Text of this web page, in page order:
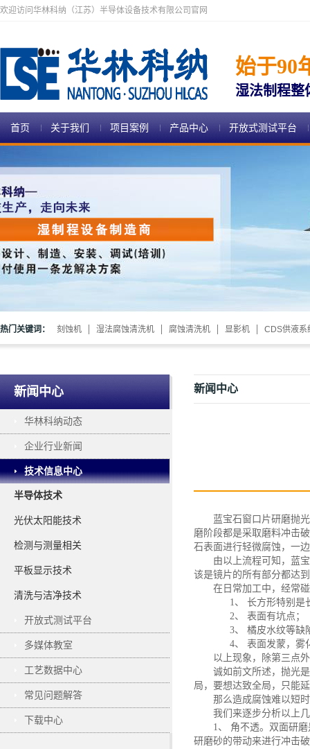
欢迎访问华林科纳（江苏）半导体设备技术有限公司官网
始于90
湿法制程整
首页 关于我们 项目案例 产品中心 开放式测试平台
热门关键词： 刻蚀机 湿法腐蚀清洗机 腐蚀清洗机 显影机 CDS供液系
新闻中心
华林科纳动态
企业行业新闻
技术信息中心
半导体技术
光伏太阳能技术
检测与测量相关
平板显示技术
清洗与洁净技术
开放式测试平台
多媒体教室
工艺数据中心
常见问题解答
下载中心
新闻中心
蓝宝石窗口片研磨抛
磨阶段都是采取磨料冲击
石表面进行轻微腐蚀，一
由以上流程可知，蓝
该是镜片的所有部分都达
在日常加工中，经常
1、 长方形特别是
2、 表面有坑点；
3、 橘皮水纹等缺
4、 表面发蒙，雾
以上现象，除第三点
诚如前文所述，抛光
局，要想达致全局，只能
那么造成腐蚀难以短
我们来逐步分析以上
1、 角不透。双面研
研磨砂的带动来进行冲击